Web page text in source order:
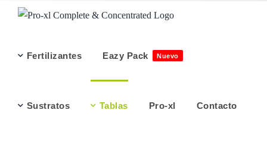
Saltar
Fertilizantes
Eazy Pack Nuevo
Sustratos Tablas Pro-xl Contacto